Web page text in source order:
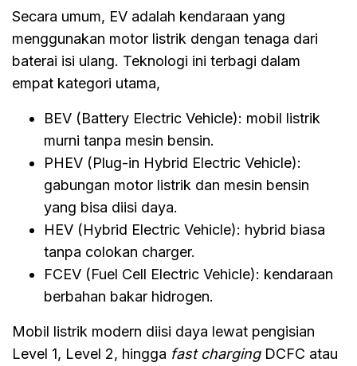
Secara umum, EV adalah kendaraan yang
menggunakan motor listrik dengan tenaga dari
baterai isi ulang. Teknologi ini terbagi dalam
empat kategori utama,
BEV (Battery Electric Vehicle): mobil listrik
murni tanpa mesin bensin.
PHEV (Plug-in Hybrid Electric Vehicle):
gabungan motor listrik dan mesin bensin
yang bisa diisi daya.
HEV (Hybrid Electric Vehicle): hybrid biasa
tanpa colokan charger.
FCEV (Fuel Cell Electric Vehicle): kendaraan
berbahan bakar hidrogen.
Mobil listrik modern diisi daya lewat pengisian
Level 1, Level 2, hingga fast chargingDCFC atau